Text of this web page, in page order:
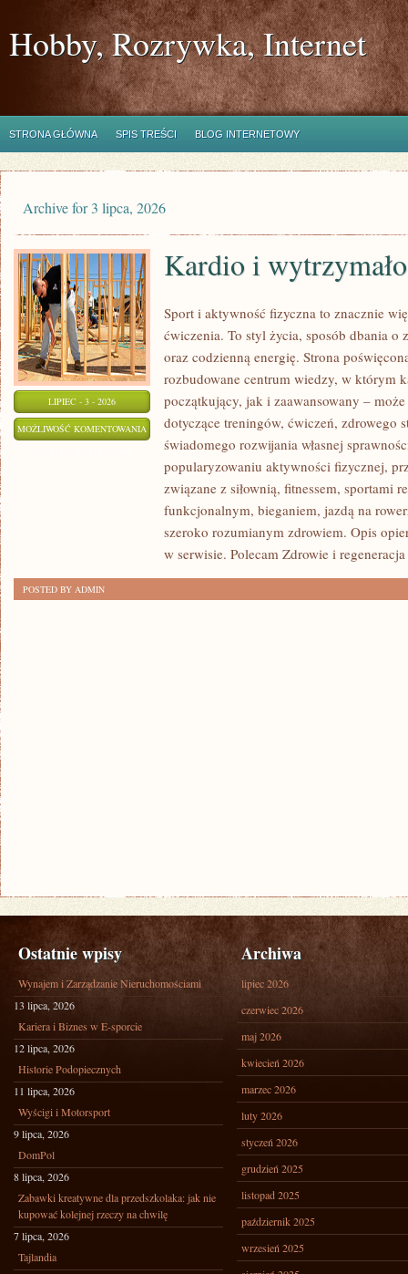
Hobby, Rozrywka, Internet
STRONA GŁÓWNA SPIS TREŚCI BLOG INTERNETOWY
Archive for 3 lipca, 2026
LIPIEC - 3 - 2026
MOŻLIWOŚĆ KOMENTOWANIA KARDIO
WYTRZYMAŁOŚĆ
Kardio i
Sport i aktywność fizyczna to znacznie
ćwiczenia. To styl życia, sposób dbania o
oraz codzienną energię. Strona
rozbudowane centrum wiedzy, w którym
początkujący, jak i zaawansowany –
dotyczące treningów, ćwiczeń, zdrowego
świadomego rozwijania własnej
popularyzowaniu aktywności fizycznej,
związane z siłownią, fitnessem, sportami
funkcjonalnym, bieganiem, jazdą na
szeroko rozumianym zdrowiem. Opis
w serwisie. Polecam Zdrowie i
POSTED BY ADMIN
Ostatnie wpisy
Wynajem i Zarządzanie Nieruchomościami
13 lipca, 2026
Kariera i Biznes w E-sporcie
12 lipca, 2026
Historie Podopiecznych
11 lipca, 2026
Wyścigi i Motorsport
9 lipca, 2026
DomPol
8 lipca, 2026
Zabawki kreatywne dla przedszkolaka: jak nie
kupować kolejnej rzeczy na chwilę
7 lipca, 2026
Tajlandia
Archiwa
lipiec 2026
czerwiec 2026
maj 2026
kwiecień 2026
marzec 2026
luty 2026
styczeń 2026
grudzień 2025
listopad 2025
październik 2025
wrzesień 2025